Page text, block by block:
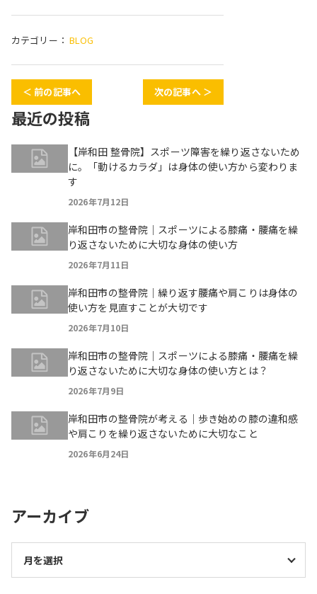
カテゴリー： BLOG
＜ 前の記事へ 次の記事へ ＞
最近の投稿
【岸和田 整骨院】スポーツ障害を繰り返さないため
に。「動けるカラダ」は身体の使い方から変わりま
す
2026年7月12日
岸和田市の整骨院｜スポーツによる膝痛・腰痛を繰
り返さないために大切な身体の使い方
2026年7月11日
岸和田市の整骨院｜繰り返す腰痛や肩こりは身体の
使い方を見直すことが大切です
2026年7月10日
岸和田市の整骨院｜スポーツによる膝痛・腰痛を繰
り返さないために大切な身体の使い方とは？
2026年7月9日
岸和田市の整骨院が考える｜歩き始めの膝の違和感
や肩こりを繰り返さないために大切なこと
2026年6月24日
アーカイブ